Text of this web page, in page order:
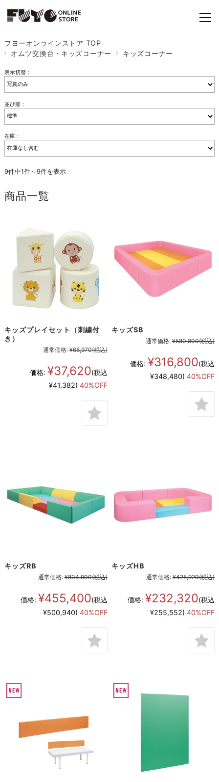
フヨーオンラインストア TOP
オムツ交換台・キッズコーナー
キッズコーナー
表示切替：
並び順：
在庫：
9件中1件～9件を表示
商品一覧
キッズプレイセット（刺繍付
き）
通常価格: ¥68,970(税込)
価格: ¥37,620(税込
¥41,382) 40%OFF
キッズSB
通常価格: ¥580,800(税込)
価格: ¥316,800(税込
¥348,480) 40%OFF
キッズRB
通常価格: ¥834,900(税込)
価格: ¥455,400(税込
¥500,940) 40%OFF
キッズHB
通常価格: ¥425,920(税込)
価格: ¥232,320(税込
¥255,552) 40%OFF